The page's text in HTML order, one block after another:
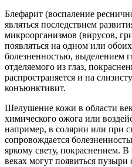
Блефарит (воспаление
являться последствием
микроорганизмов (вирусов,
появляться на одном или
болезненностью, выделением
отделяемого из глаз,
распространяется и на
конъюнктивит.
Шелушение кожи в области
химического ожога или
например, в солярии или при
сопровождается
яркому свету, покраснением.
веках могут появиться